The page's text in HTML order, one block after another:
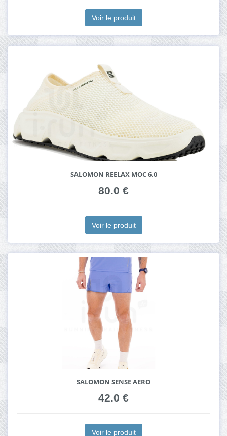
Voir le produit
SALOMON REELAX MOC 6.0
80.0 €
Voir le produit
SALOMON SENSE AERO
42.0 €
Voir le produit